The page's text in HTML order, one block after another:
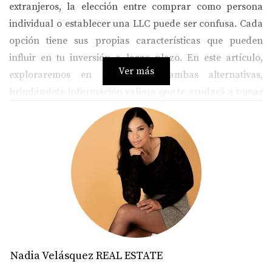
extranjeros, la elección entre comprar como persona
individual o establecer una LLC puede ser confusa. Cada
opción tiene sus propias características que pueden
influir en tu inversión a largo plazo. En este artículo,
exploraremos en profundidad ambas alternativas,
brindándote información valiosa que te ayudará a tomar
la mejor decisión para tu situación particular.
Comprar como Persona Individual
Cuando decides comprar una propiedad como persona
individual, te enfrentas a un proceso más directo. Sin
embargo, hay varios factores que debes considerar antes
Ventajas de Comprar como Persona
Individual
Ver más
Nadia Velásquez REAL ESTATE